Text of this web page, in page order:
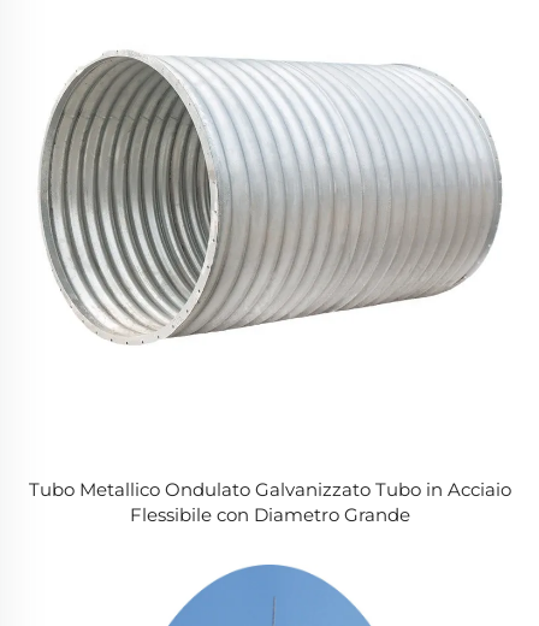
Tubo Metallico Ondulato Galvanizzato Tubo in Acciaio
Flessibile con Diametro Grande